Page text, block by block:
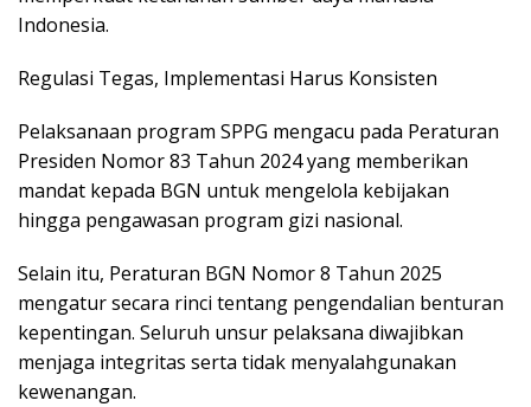
Indonesia.
Regulasi Tegas, Implementasi Harus Konsisten
Pelaksanaan program SPPG mengacu pada Peraturan
Presiden Nomor 83 Tahun 2024 yang memberikan
mandat kepada BGN untuk mengelola kebijakan
hingga pengawasan program gizi nasional.
Selain itu, Peraturan BGN Nomor 8 Tahun 2025
mengatur secara rinci tentang pengendalian benturan
kepentingan. Seluruh unsur pelaksana diwajibkan
menjaga integritas serta tidak menyalahgunakan
kewenangan.